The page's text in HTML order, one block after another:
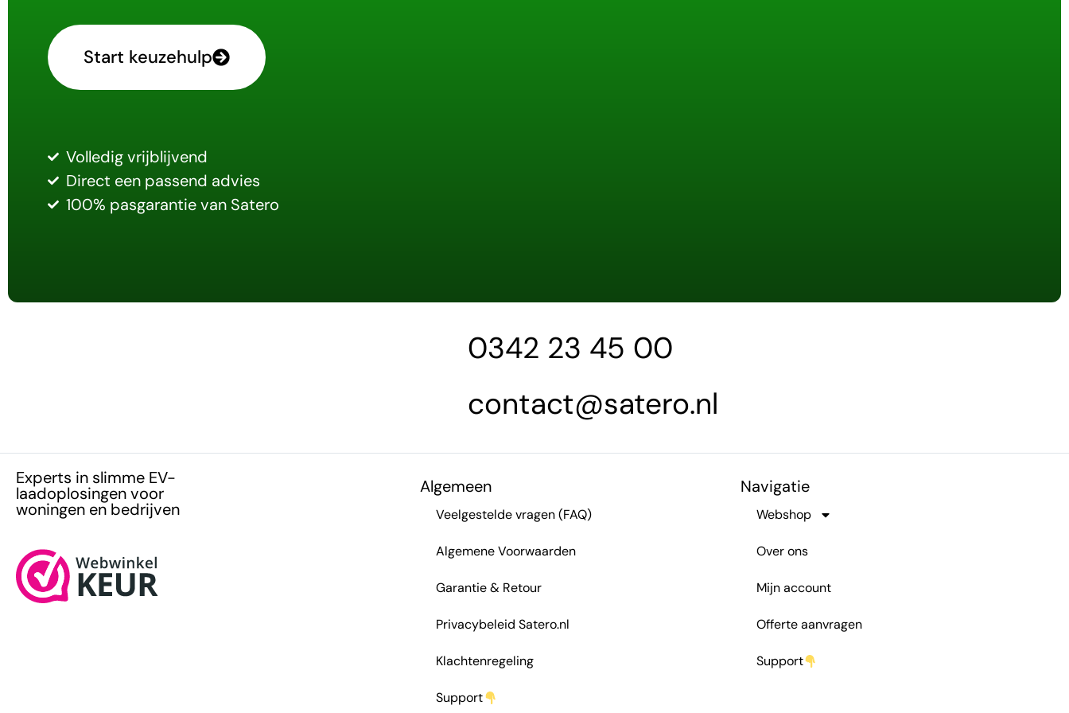
Start keuzehulp
Volledig vrijblijvend
Direct een passend advies
100% pasgarantie van Satero
0342 23 45 00
contact@satero.nl
Experts in slimme EV-
laadoplosingen voor
woningen en bedrijven
Algemeen
Veelgestelde vragen (FAQ)
Algemene Voorwaarden
Garantie & Retour
Privacybeleid Satero.nl
Klachtenregeling
Support
Navigatie
Webshop
Over ons
Mijn account
Offerte aanvragen
Support